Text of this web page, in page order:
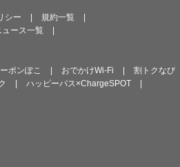
シー | 規約一覧
|
ュース一覧 |
ポンぽこ | おでかけWi-Fi |
割トクなび
| ハッピーパス×ChargeSPOT
|